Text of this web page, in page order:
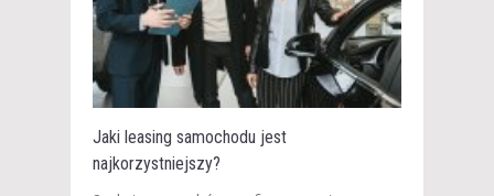
Jaki leasing samochodu jest
najkorzystniejszy?